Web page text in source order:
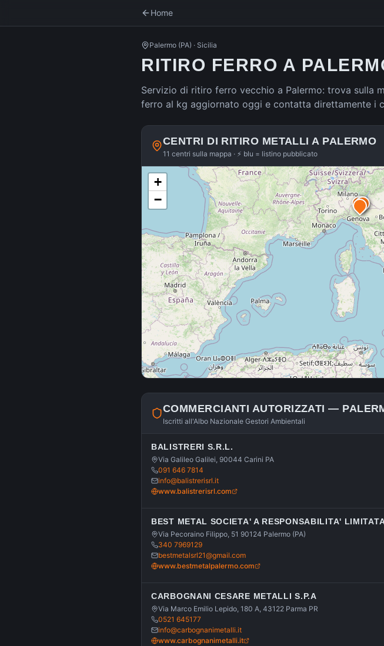
Home
Palermo (PA) · Sicilia
RITIRO FERRO A
Servizio di ritiro ferro vecchio a Palermo: trova sulla
ferro al kg aggiornato oggi e contatta direttamente i
CENTRI DI RITIRO METALLI A PALERMO
11 centri sulla mappa · ⚡ blu = listino pubblicato
+
−
COMMERCIANTI AUTORIZZATI —
Iscritti all'Albo Nazionale Gestori Ambientali
BALISTRERI S.R.L.
Via Galileo Galilei, 90044 Carini PA
091 646 7814
info@balistrerisrl.it
www.balistrerisrl.com
BEST METAL SOCIETA' A RESPONSABILITA'
Via Pecoraino Filippo, 51 90124 Palermo (PA)
340 7969129
bestmetalsrl21@gmail.com
www.bestmetalpalermo.com
CARBOGNANI CESARE METALLI S.P.A
Via Marco Emilio Lepido, 180 A, 43122 Parma PR
0521 645177
info@carbognanimetalli.it
www.carbognanimetalli.it